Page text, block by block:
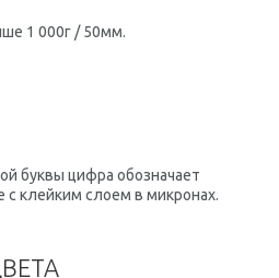
1 000г / 50мм.
буквы цифра обозначает
клейким слоем в микронах.